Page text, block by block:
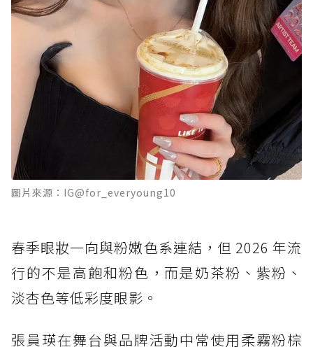
圖片來源：IG@for_everyoung10
春季眼妝一向與粉嫩色系連結，但 2026 年流
行的不是高飽和粉色，而是奶茶粉、紫粉、
淡杏色等低彩度眼影。
張員瑛在舞台與品牌活動中常使用柔霧粉棕